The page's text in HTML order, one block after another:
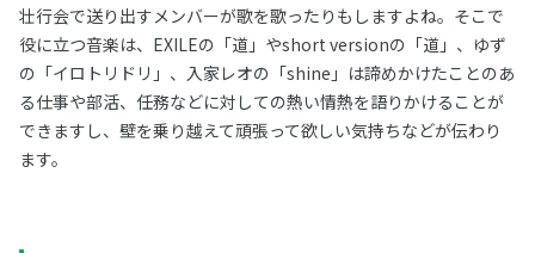
壮行会で送り出すメンバーが歌を歌ったりもしますよね。そこで
役に立つ音楽は、EXILEの「道」やshort versionの「道」、ゆず
の「イロトリドリ」、入家レオの「shine」は諦めかけたことのあ
る仕事や部活、任務などに対しての熱い情熱を語りかけることが
できますし、壁を乗り越えて頑張って欲しい気持ちなどが伝わり
ます。